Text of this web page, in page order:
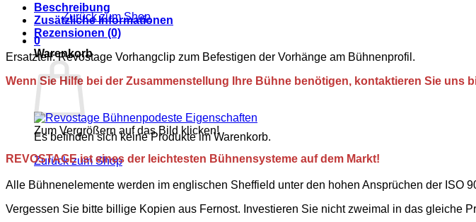
Zurück zum Shop
0
Warenkorb
Es befinden sich keine Produkte im Warenkorb.
Zurück zum Shop
Beschreibung
Zusätzliche Informationen
Rezensionen (0)
Ersatzteil: Revostage Vorhangclip zum Befestigen der Vorhänge am Bühnenprofil.
Wenn Sie Hilfe bei der Zusammenstellung Ihre Bühne benötigen, kontaktieren Sie uns
Zum Vergrößern auf das Bild klicken!
REVOSTAGE ist eines der leichtesten Bühnensysteme auf dem Markt!
Alle Bühnenelemente werden im englischen Sheffield unter den hohen Ansprüchen der ISO
Vergessen Sie bitte billige Kopien aus Fernost. Investieren Sie nicht zweimal in das gleiche